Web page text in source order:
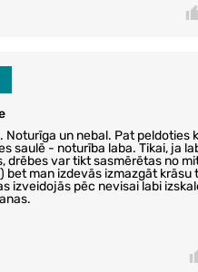
Noturīga un nebal. Pat peldoties
saulē - noturība laba. Tikai, ja
drēbes var tikt sasmērētas no
bet man izdevās izmazgāt krāsu
izveidojās pēc nevisai labi